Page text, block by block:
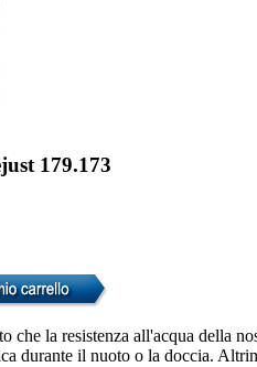
179.173
che la resistenza all'acqua della
durante il nuoto o la doccia.